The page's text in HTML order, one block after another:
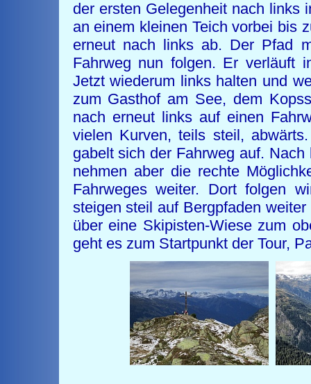
der ersten Gelegenheit nach links
an einem kleinen Teich vorbei bis
erneut nach links ab. Der Pfad
Fahrweg nun folgen. Er verläuft
Jetzt wiederum links halten und
zum Gasthof am See, dem
nach erneut links auf einen
vielen Kurven, teils steil,
gabelt sich der Fahrweg auf.
nehmen aber die rechte
Fahrweges weiter. Dort folgen
steigen steil auf Bergpfaden
über eine Skipisten-Wiese zum
geht es zum Startpunkt der Tour,